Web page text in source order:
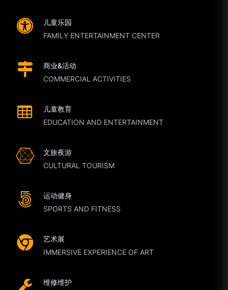
儿童乐园
FAMILY ENTERTAINMENT CENTER
商业&活动
COMMERCIAL ACTIVITIES
儿童教育
EDUCATION AND ENTERTAINMENT
文旅夜游
CULTURAL TOURISM
运动健身
SPORTS AND FITNESS
艺术展
IMMERSIVE EXPERIENCE OF ART
维修维护